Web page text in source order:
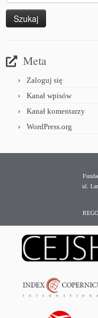
Meta
Zaloguj się
Kanał wpisów
Kanał komentarzy
WordPress.org
ul.